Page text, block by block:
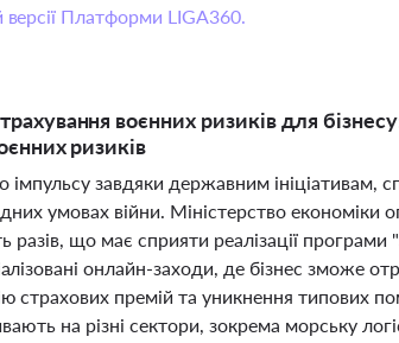
версії Платформи LIGA360.
воєнних ризиків для
ризиків
імпульсу завдяки державним ініціативам,
умовах війни. Міністерство економіки
що має сприяти реалізації програми
онлайн-заходи, де бізнес зможе
страхових премій та уникнення типових
на різні сектори, зокрема морську